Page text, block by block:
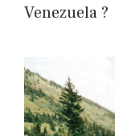
Venezuela ?